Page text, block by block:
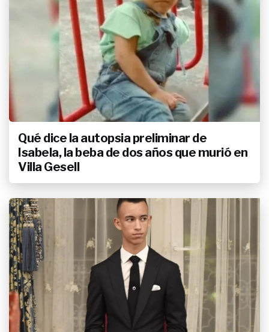
Qué dice la autopsia preliminar de
Isabela, la beba de dos años que murió en
Villa Gesell